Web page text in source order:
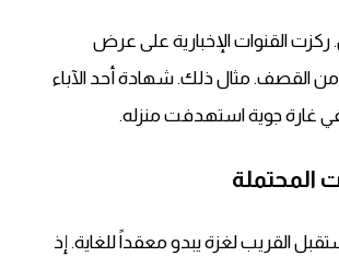
ركزت القنوات الإخبارية على عرض
القصف. مثال ذلك. شهادة أحد الآباء
في غارة جوية استهدفت منزله.
المحتملة
القريب لغزة يبدو معقداً للغاية. إذ